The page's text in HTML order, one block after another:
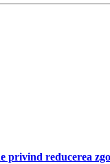
privind reducerea